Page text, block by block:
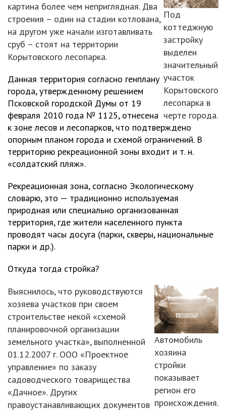
Под
коттеджную
застройку
выделен
значительный
участок
Корытовского
лесопарка в
черте города.
картина более чем неприглядная. Два
строения – один на стадии котлована,
на другом уже начали изготавливать
сруб – стоят на территории
Корытовского лесопарка.
Данная территория согласно генплану
города, утвержденному решением
Псковской городской Думы от 19
февраля 2010 года № 1125, отнесена
к зоне лесов и лесопарков, что подтверждено
опорным планом города и схемой ограничений. В
территорию рекреационной зоны входит и т. н.
«солдатский пляж».
Рекреационная зона, согласно Экологическому
словарю, это — традиционно используемая
природная или специально организованная
территория, где жители населенного пункта
проводят часы досуга (парки, скверы, национальные
парки и др.).
Откуда тогда стройка?
Автомобиль
хозяина
стройки
показывает
регион его
происхождения.
Выяснилось, что руководствуются
хозяева участков при своем
строительстве некой «схемой
планировочной организации
земельного участка», выполненной
01.12.2007 г. ООО «Проектное
управление» по заказу
садоводческого товарищества
«Дачное». Других
правоустанавливающих документов